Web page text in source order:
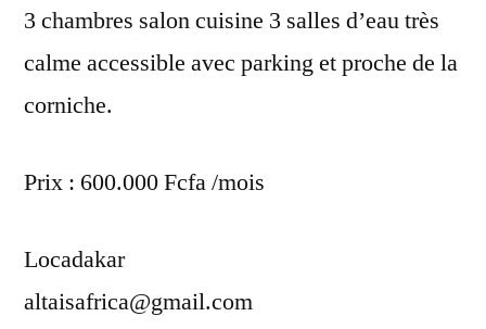
3 chambres salon cuisine 3 salles d’eau très
calme accessible avec parking et proche de la
corniche.
Prix : 600.000 Fcfa /mois
Locadakar
altaisafrica@gmail.com